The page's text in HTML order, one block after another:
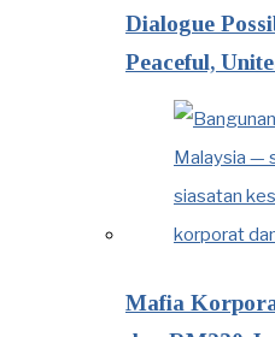
Dialogue
Peaceful,
Mafia